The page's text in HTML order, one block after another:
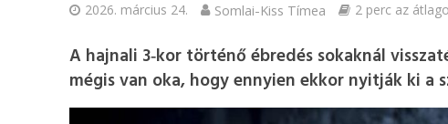
2026. március 24. Somlai-Kiss Tímea 2 perc az
A hajnali 3‑kor történő ébredés sokaknál
mégis van oka, hogy ennyien ekkor nyitják ki a